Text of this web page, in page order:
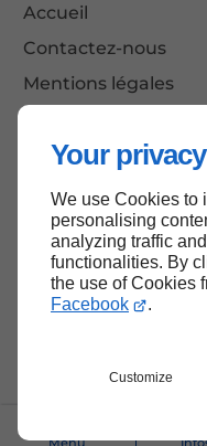
Your
We use Cookies to
personalising
analyzing traffic
functionalities. By
the use of Cookies
Facebook
.
Customize
Menu
Accueil
Contactez-nous
Mentions légales